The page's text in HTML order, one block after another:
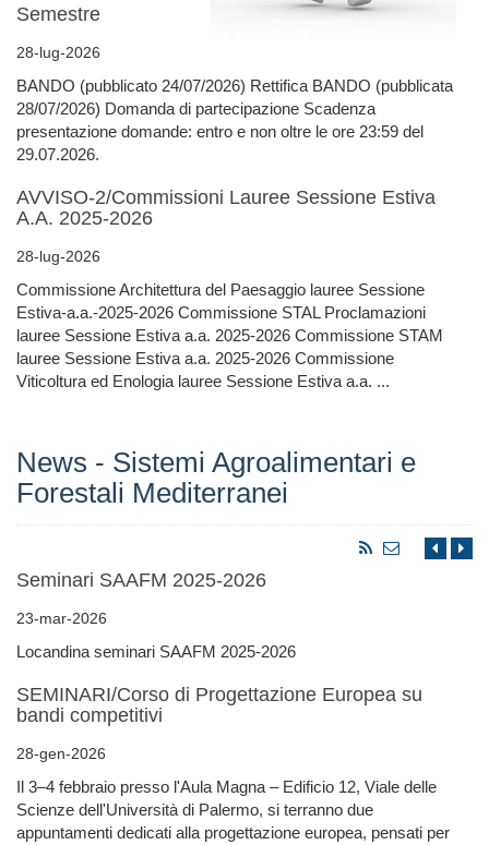
Semestre
28-lug-2026
BANDO (pubblicato 24/07/2026) Rettifica BANDO (pubblicata
28/07/2026) Domanda di partecipazione Scadenza
presentazione domande: entro e non oltre le ore 23:59 del
29.07.2026.
AVVISO-2/Commissioni Lauree Sessione Estiva
A.A. 2025-2026
28-lug-2026
Commissione Architettura del Paesaggio lauree Sessione
Estiva-a.a.-2025-2026 Commissione STAL Proclamazioni
lauree Sessione Estiva a.a. 2025-2026 Commissione STAM
lauree Sessione Estiva a.a. 2025-2026 Commissione
Viticoltura ed Enologia lauree Sessione Estiva a.a. ...
News - Sistemi Agroalimentari e
Forestali Mediterranei
Seminari SAAFM 2025-2026
23-mar-2026
Locandina seminari SAAFM 2025-2026
SEMINARI/Corso di Progettazione Europea su
bandi competitivi
28-gen-2026
Il 3–4 febbraio presso l'Aula Magna – Edificio 12, Viale delle
Scienze dell'Università di Palermo, si terranno due
appuntamenti dedicati alla progettazione europea, pensati per